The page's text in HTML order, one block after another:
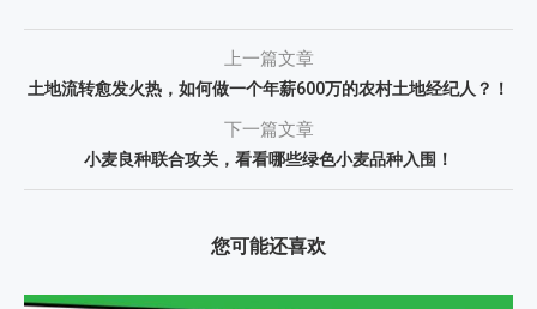
上一篇文章
土地流转愈发火热，如何做一个年薪600万的农村土地经纪人？！
下一篇文章
小麦良种联合攻关，看看哪些绿色小麦品种入围！
您可能还喜欢